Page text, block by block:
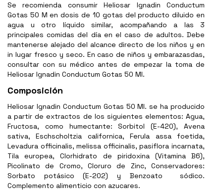
Se recomienda consumir Heliosar Ignadin Conductum
Gotas 50 M en dosis de 10 gotas del producto diluido en
agua u otro líquido similar, acompañando a las 3
principales comidas del día en el caso de adultos. Debe
mantenerse alejado del alcance directo de los niños y en
in lugar fresco y seco. En caso de niños y embarazasdas,
consultar con su médico antes de empezar la toma de
Heliosar Ignadin Conductum Gotas 50 Ml.
Composición
Heliosar Ignadin Conductum Gotas 50 Ml. se ha producido
a partir de extractos de los siguientes elementos: Agua,
Fructosa, como humectante: Sorbitol (E-420), Avena
sativa, Eschscholtzia californica, Ferula assa foetida,
Levadura officinalis, melissa officinalis, pasiflora incarnata,
Tila europea, Clorhidrato de piridoxina (Vitamina B6),
Picolinato de Cromo, Cloruro de Zinc, Conservadores:
Sorbato potásico (E-202) y Benzoato sódico.
Complemento alimenticio con azucares.